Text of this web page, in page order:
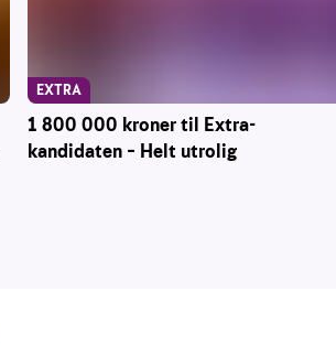
1 800 000 kroner til Extra-
kandidaten – Helt utrolig
EXTRA